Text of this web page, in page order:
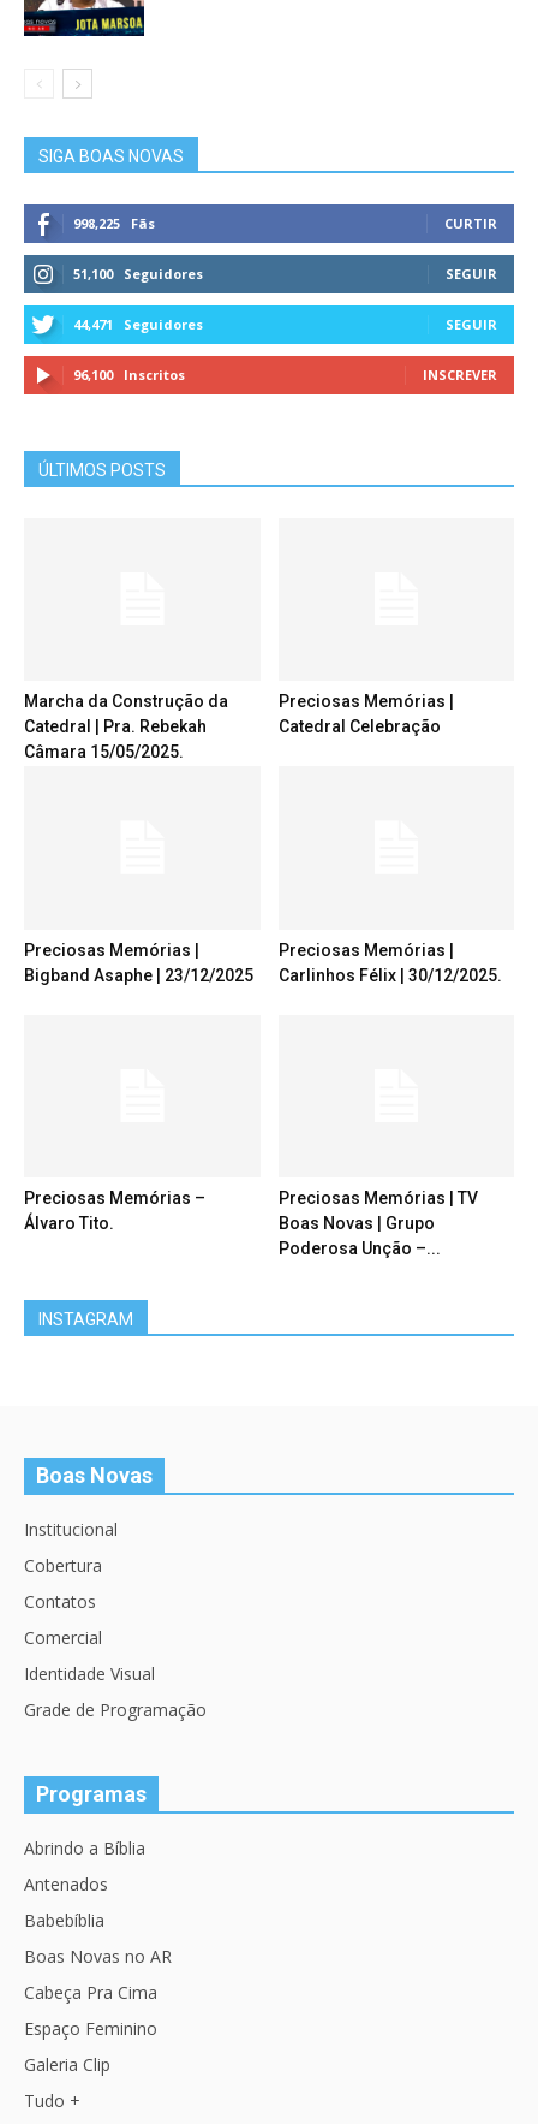
SIGA BOAS NOVAS
998,225 Fãs CURTIR
51,100 Seguidores SEGUIR
44,471 Seguidores SEGUIR
96,100 Inscritos INSCREVER
ÚLTIMOS POSTS
Marcha da Construção da
Catedral | Pra. Rebekah
Câmara 15/05/2025.
Preciosas Memórias |
Catedral Celebração
Preciosas Memórias |
Bigband Asaphe | 23/12/2025
Preciosas Memórias |
Carlinhos Félix | 30/12/2025.
Preciosas Memórias –
Álvaro Tito.
Preciosas Memórias | TV
Boas Novas | Grupo
Poderosa Unção –...
INSTAGRAM
Boas Novas
Institucional
Cobertura
Contatos
Comercial
Identidade Visual
Grade de Programação
Programas
Abrindo a Bíblia
Antenados
Babebíblia
Boas Novas no AR
Cabeça Pra Cima
Espaço Feminino
Galeria Clip
Tudo +